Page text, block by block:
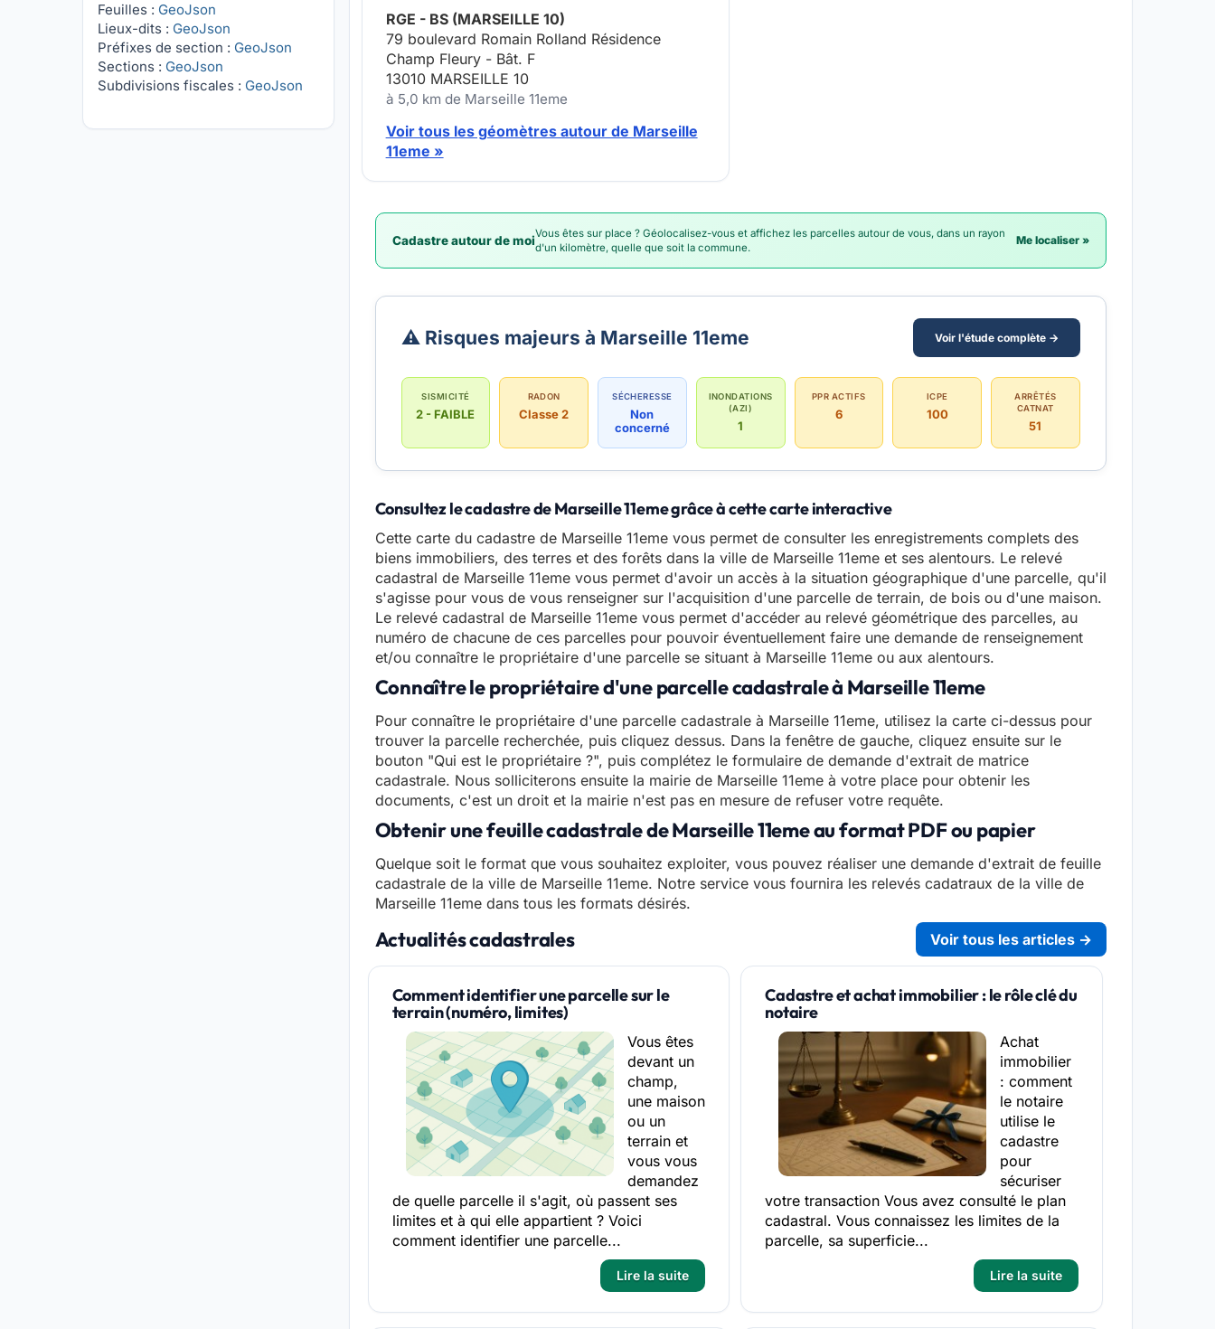
Feuilles : GeoJson
Lieux-dits : GeoJson
Préfixes de section : GeoJson
Sections : GeoJson
Subdivisions fiscales : GeoJson
RGE - BS (MARSEILLE 10)
79 boulevard Romain Rolland Résidence
Champ Fleury - Bât. F
13010 MARSEILLE 10
à 5,0 km de Marseille 11eme
Voir tous les géomètres autour de Marseille
11eme »
Cadastre autour de moiVous êtes sur place ? Géolocalisez-vous et affichez les parcelles autour de vous, dans un rayon
d'un kilomètre, quelle que soit la commune.
Me localiser »
⚠️ Risques majeurs à Marseille 11eme Voir l'étude complète →
SISMICITÉ
2 - FAIBLE
RADON
Classe 2
SÉCHERESSE
Non
concerné
INONDATIONS
(AZI)
1
PPR ACTIFS
6
ICPE
100
ARRÊTÉS
CATNAT
51
Consultez le cadastre de Marseille 11eme grâce à cette carte interactive
Cette carte du cadastre de Marseille 11eme vous permet de consulter les enregistrements complets des
biens immobiliers, des terres et des forêts dans la ville de Marseille 11eme et ses alentours. Le relevé
cadastral de Marseille 11eme vous permet d'avoir un accès à la situation géographique d'une parcelle, qu'il
s'agisse pour vous de vous renseigner sur l'acquisition d'une parcelle de terrain, de bois ou d'une maison.
Le relevé cadastral de Marseille 11eme vous permet d'accéder au relevé géométrique des parcelles, au
numéro de chacune de ces parcelles pour pouvoir éventuellement faire une demande de renseignement
et/ou connaître le propriétaire d'une parcelle se situant à Marseille 11eme ou aux alentours.
Connaître le propriétaire d'une parcelle cadastrale à Marseille 11eme
Pour connaître le propriétaire d'une parcelle cadastrale à Marseille 11eme, utilisez la carte ci-dessus pour
trouver la parcelle recherchée, puis cliquez dessus. Dans la fenêtre de gauche, cliquez ensuite sur le
bouton "Qui est le propriétaire ?", puis complétez le formulaire de demande d'extrait de matrice
cadastrale. Nous solliciterons ensuite la mairie de Marseille 11eme à votre place pour obtenir les
documents, c'est un droit et la mairie n'est pas en mesure de refuser votre requête.
Obtenir une feuille cadastrale de Marseille 11eme au format PDF ou papier
Quelque soit le format que vous souhaitez exploiter, vous pouvez réaliser une demande d'extrait de feuille
cadastrale de la ville de Marseille 11eme. Notre service vous fournira les relevés cadatraux de la ville de
Marseille 11eme dans tous les formats désirés.
Actualités cadastrales Voir tous les articles →
Comment identifier une parcelle sur le
terrain (numéro, limites)
Vous êtes
devant un
champ,
une maison
ou un
terrain et
vous vous
demandez
de quelle parcelle il s'agit, où passent ses
limites et à qui elle appartient ? Voici
comment identifier une parcelle...
Lire la suite
Cadastre et achat immobilier : le rôle clé du
notaire
Achat
immobilier
: comment
le notaire
utilise le
cadastre
pour
sécuriser
votre transaction Vous avez consulté le plan
cadastral. Vous connaissez les limites de la
parcelle, sa superficie...
Lire la suite